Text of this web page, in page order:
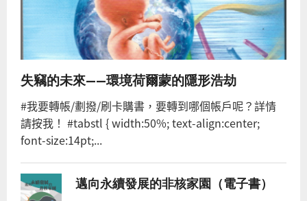
失竊的未來——環境荷爾蒙的隱形浩劫
#我要轉帳/劃撥/刷卡購書，要轉到哪個帳戶呢？詳情
請按我！ #tabstl { width:50%; text-align:center;
font-size:14pt;...
邁向永續發展的非核家園（電子書）